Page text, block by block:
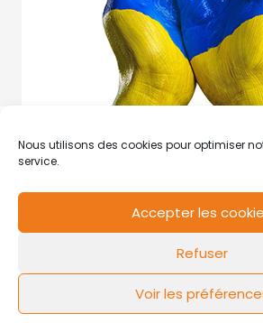
Nous utilisons des cookies pour optimiser
service.
Accepter les
Refuser
Voir les
Mentions légales Politique de
FLOW44